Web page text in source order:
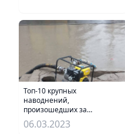
Топ-10 крупных
наводнений,
произошедших за
последнее десятилетие в
Казахстане
06.03.2023